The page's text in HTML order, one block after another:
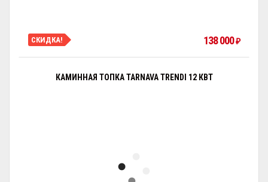
СКИДКА! 138 000₽
КАМИННАЯ ТОПКА TARNAVA TRENDI 12 КВТ